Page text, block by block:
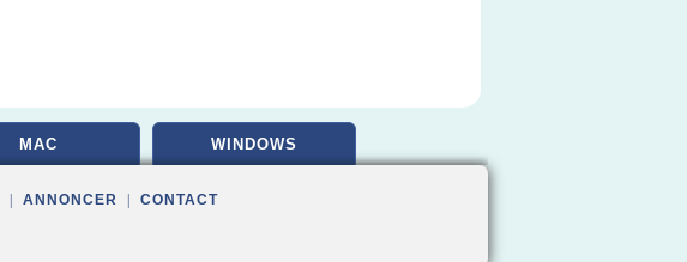
MAC WINDOWS
ANNONCER CONTACT